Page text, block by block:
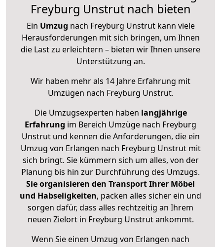
Freyburg Unstrut nach bieten
Ein Umzug nach Freyburg Unstrut kann viele
Herausforderungen mit sich bringen, um Ihnen
die Last zu erleichtern – bieten wir Ihnen unsere
Unterstützung an.
Wir haben mehr als 14 Jahre Erfahrung mit
Umzügen nach Freyburg Unstrut.
Die Umzugsexperten haben langjährige
Erfahrung im Bereich Umzüge nach Freyburg
Unstrut und kennen die Anforderungen, die ein
Umzug von Erlangen nach Freyburg Unstrut mit
sich bringt. Sie kümmern sich um alles, von der
Planung bis hin zur Durchführung des Umzugs.
Sie organisieren den Transport Ihrer Möbel
und Habseligkeiten, packen alles sicher ein und
sorgen dafür, dass alles rechtzeitig an Ihrem
neuen Zielort in Freyburg Unstrut ankommt.
Wenn Sie einen Umzug von Erlangen nach